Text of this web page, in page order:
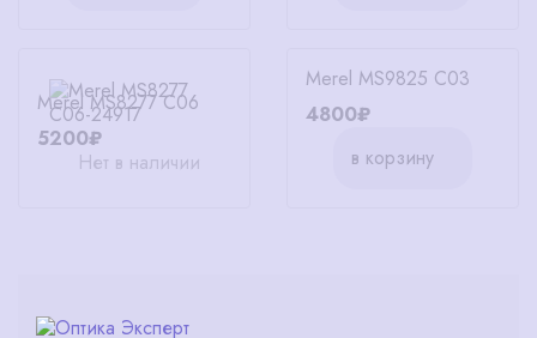
Merel MS8277 C06
5200₽
Нет в наличии
Merel MS9825 C03
4800₽
в корзину